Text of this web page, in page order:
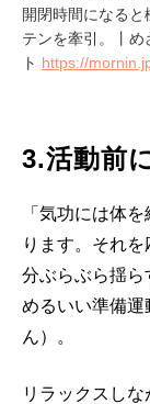
開閉時間になる
テンを牽引。丨め
ト https://
3.活動前
「気功には体
ります。それ
分ぶらぶら揺ら
めるいい準備運
ん）。
リラックスし